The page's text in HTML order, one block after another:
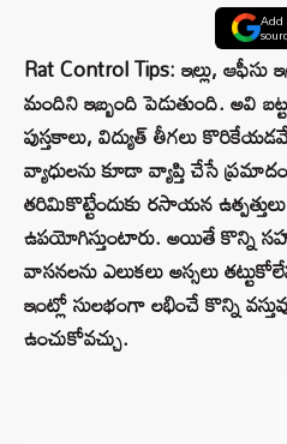
Add
Rat Control Tips: ఇల్లు,
మందిని ఇబ్బంది పెడుతుంది. అవి
పుస్తకాలు, విద్యుత్ తీగలు
వ్యాధులను కూడా వ్యాప్తి చేసే
తరిమికొట్టేందుకు రసాయన
ఉపయోగిస్తుంటారు. అయితే కొన్ని
వాసనలను ఎలుకలు అస్సలు
ఇంట్లో సులభంగా లభించే కొన్ని
ఉంచుకోవచ్చు.